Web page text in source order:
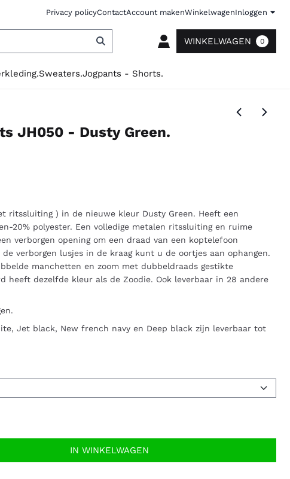
Privacy policyContactAccount makenWinkelwagenInloggen
WINKELWAGEN 0
Sweaters.Jogpants - Shorts.
JH050 - Dusty Green.
ritssluiting ) in de nieuwe kleur Dusty Green. Heeft een
20% polyester. Een volledige metalen ritssluiting en ruime
verborgen opening om een draad van een koptelefoon
verborgen lusjes in de kraag kunt u de oortjes aan ophangen.
manchetten en zoom met dubbeldraads gestikte
heeft dezelfde kleur als de Zoodie. Ook leverbaar in 28 andere
Jet black, New french navy en Deep black zijn leverbaar tot
IN WINKELWAGEN